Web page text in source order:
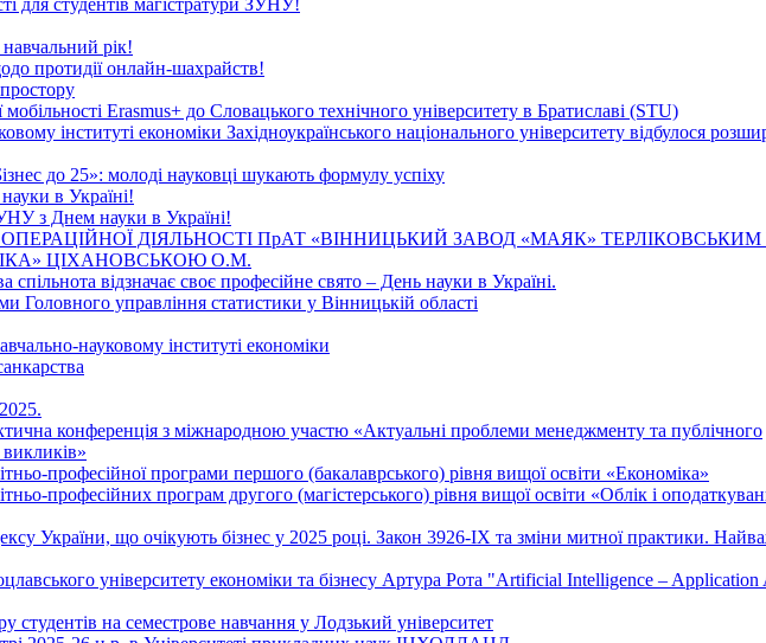
рік!
протидії онлайн-шахрайств!
Erasmus+ до Словацького технічного університету в Братиславі (STU)
інституті економіки Західноукраїнського національного університету відбулося
до 25»: молоді науковці шукають формулу успіху
в Україні!
з Днем науки в Україні!
ОПЕРАЦІЙНОЇ ДІЯЛЬНОСТІ ПрАТ «ВІННИЦЬКИЙ ЗАВОД «МАЯК» ТЕРЛІКОВСЬКИМ
ЦІХАНОВСЬКОЮ О.М.
спільнота відзначає своє професійне свято – День науки в Україні.
Головного управління статистики у Вінницькій області
науковому інституті економіки
конференція з міжнародною участю «Актуальні проблеми менеджменту та публічного
професійної програми першого (бакалаврського) рівня вищої освіти «Економіка»
професійних програм другого (магістерського) рівня вищої освіти «Облік і
України, що очікують бізнес у 2025 році. Закон 3926-ІХ та зміни митної практики.
університету економіки та бізнесу Артура Рота "Artificial Intelligence – Application
студентів на семестрове навчання у Лодзький університет